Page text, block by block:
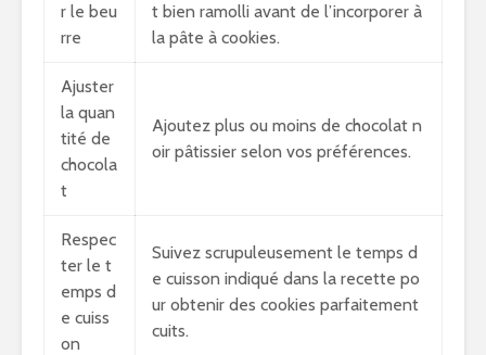
r le beu
rre
t bien ramolli avant de l’incorporer à
la pâte à cookies.
Ajuster
la quan
tité de
chocola
t
Ajoutez plus ou moins de chocolat n
oir pâtissier selon vos préférences.
Respec
ter le t
emps d
e cuiss
on
Suivez scrupuleusement le temps d
e cuisson indiqué dans la recette po
ur obtenir des cookies parfaitement
cuits.